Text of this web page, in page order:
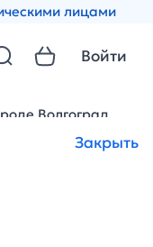
лицами
Закрыть
Войти
Волгоград